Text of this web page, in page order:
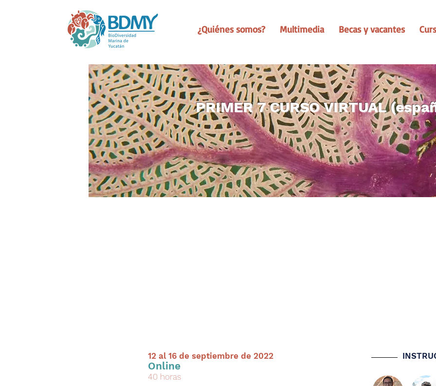
¿Quiénes somos? Multimedia Becas y vacantes
PRIMER 7 CURSO VIRTUAL
12 al 16 de septiembre de 2022
Online
40 horas